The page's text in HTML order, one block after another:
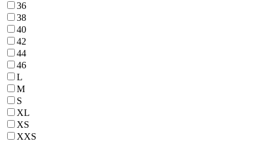
36
38
40
42
44
46
L
M
S
XL
XS
XXS